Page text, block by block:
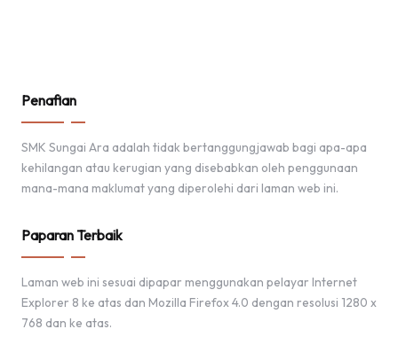
Penafian
SMK Sungai Ara adalah tidak bertanggungjawab bagi apa-apa
kehilangan atau kerugian yang disebabkan oleh penggunaan
mana-mana maklumat yang diperolehi dari laman web ini.
Paparan Terbaik
Laman web ini sesuai dipapar menggunakan pelayar Internet
Explorer 8 ke atas dan Mozilla Firefox 4.0 dengan resolusi 1280 x
768 dan ke atas.